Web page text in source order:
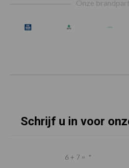
Onze
Schrijf u in voor
6 + 7 = *